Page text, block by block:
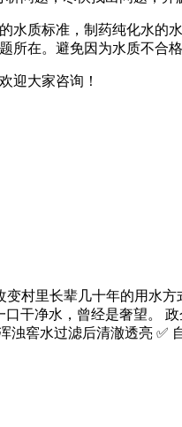
质标准，制药纯化水的
在。避免因为水质不合
迎大家咨询！
村里长辈几十年的用水
干净水，曾经是奢望。
窖水过滤后清澈透亮 ✅